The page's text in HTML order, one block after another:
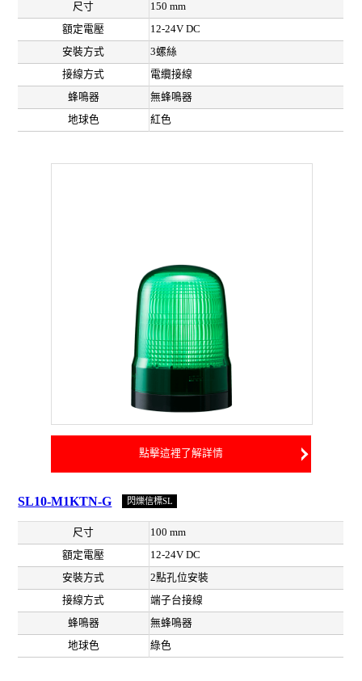
尺寸
150 mm
額定電壓
12-24V DC
安裝方式
3螺絲
接線方式
電纜接線
蜂鳴器
無蜂鳴器
地球色
紅色
點擊這裡了解詳情
SL10-M1KTN-G 閃爍信標SL
尺寸
100 mm
額定電壓
12-24V DC
安裝方式
2點孔位安裝
接線方式
端子台接線
蜂鳴器
無蜂鳴器
地球色
綠色